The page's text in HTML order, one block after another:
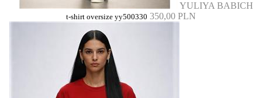
YULIYA BABICH
t-shirt oversize yy500330 350,00 PLN